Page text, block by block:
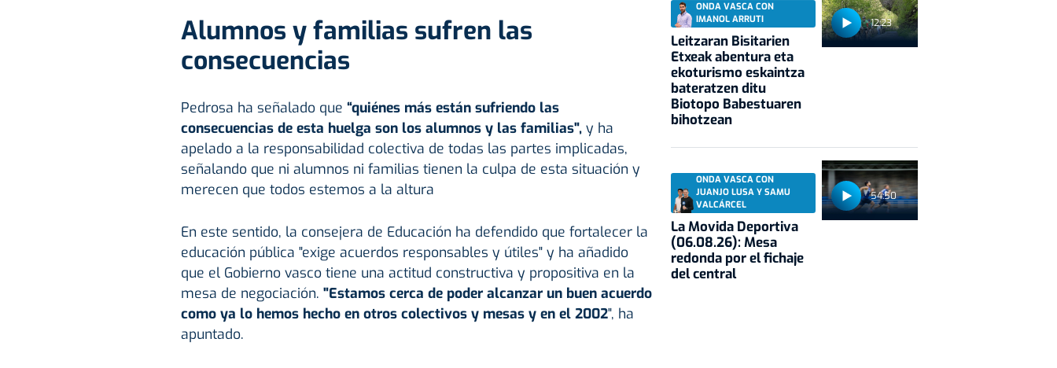
Alumnos y familias sufren las
consecuencias
Pedrosa ha señalado que “quiénes más están sufriendo las
consecuencias de esta huelga son los alumnos y las familias", y ha
apelado a la responsabilidad colectiva de todas las partes implicadas,
señalando que ni alumnos ni familias tienen la culpa de esta situación y
merecen que todos estemos a la altura
En este sentido, la consejera de Educación ha defendido que fortalecer la
educación pública "exige acuerdos responsables y útiles" y ha añadido
que el Gobierno vasco tiene una actitud constructiva y propositiva en la
mesa de negociación. "Estamos cerca de poder alcanzar un buen acuerdo
como ya lo hemos hecho en otros colectivos y mesas y en el 2002", ha
apuntado.
12:23
ONDA VASCA CON
IMANOL ARRUTI
Leitzaran Bisitarien
Etxeak abentura eta
ekoturismo eskaintza
bateratzen ditu
Biotopo Babestuaren
bihotzean
54:50
ONDA VASCA CON
JUANJO LUSA Y SAMU
VALCÁRCEL
La Movida Deportiva
(06.08.26): Mesa
redonda por el fichaje
del central